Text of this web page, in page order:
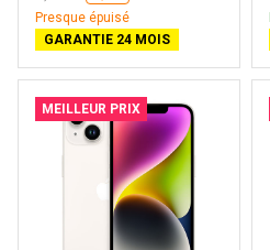
Presque épuisé
GARANTIE 24 MOIS
MEILLEUR PRIX